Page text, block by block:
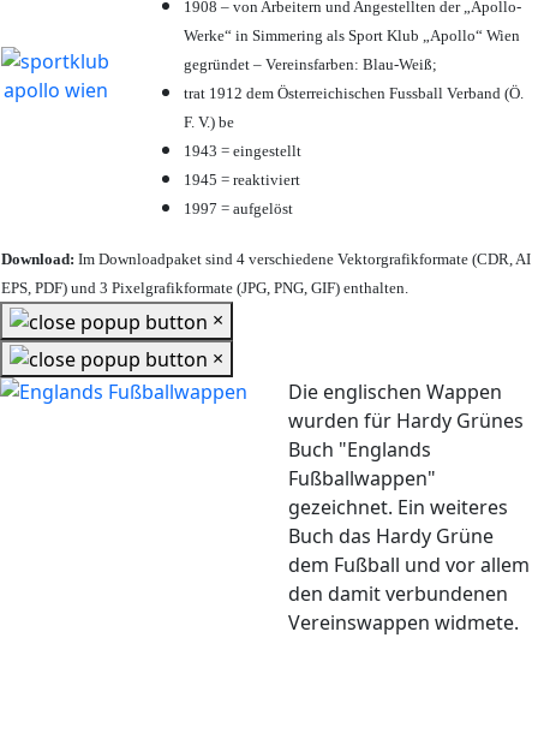
1908 – von Arbeitern und Angestellten der „Apollo-
Werke“ in Simmering als Sport Klub „Apollo“ Wien
gegründet – Vereinsfarben: Blau-Weiß;
trat 1912 dem Österreichischen Fussball Verband (Ö.
F. V.) be
1943 = eingestellt
1945 = reaktiviert
1997 = aufgelöst
Download: Im Downloadpaket sind 4 verschiedene Vektorgrafikformate (CDR, AI
EPS, PDF) und 3 Pixelgrafikformate (JPG, PNG, GIF) enthalten.
×
×
Die englischen Wappen
wurden für Hardy Grünes
Buch "Englands
Fußballwappen"
gezeichnet. Ein weiteres
Buch das Hardy Grüne
dem Fußball und vor allem
den damit verbundenen
Vereinswappen widmete.